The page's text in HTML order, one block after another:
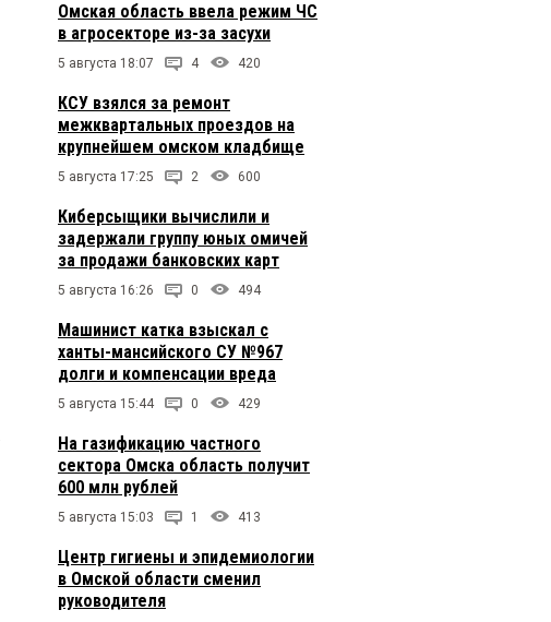
Омская область ввела режим ЧС
в агросекторе из-за засухи
5 августа 18:07 4 420
КСУ взялся за ремонт
межквартальных проездов на
крупнейшем омском кладбище
5 августа 17:25 2 600
Киберсыщики вычислили и
задержали группу юных омичей
за продажи банковских карт
5 августа 16:26 0 494
Машинист катка взыскал с
ханты-мансийского СУ №967
долги и компенсации вреда
5 августа 15:44 0 429
На газификацию частного
сектора Омска область получит
600 млн рублей
5 августа 15:03 1 413
Центр гигиены и эпидемиологии
в Омской области сменил
руководителя